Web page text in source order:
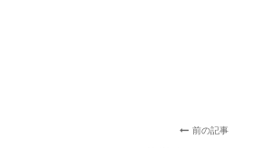
前の記事